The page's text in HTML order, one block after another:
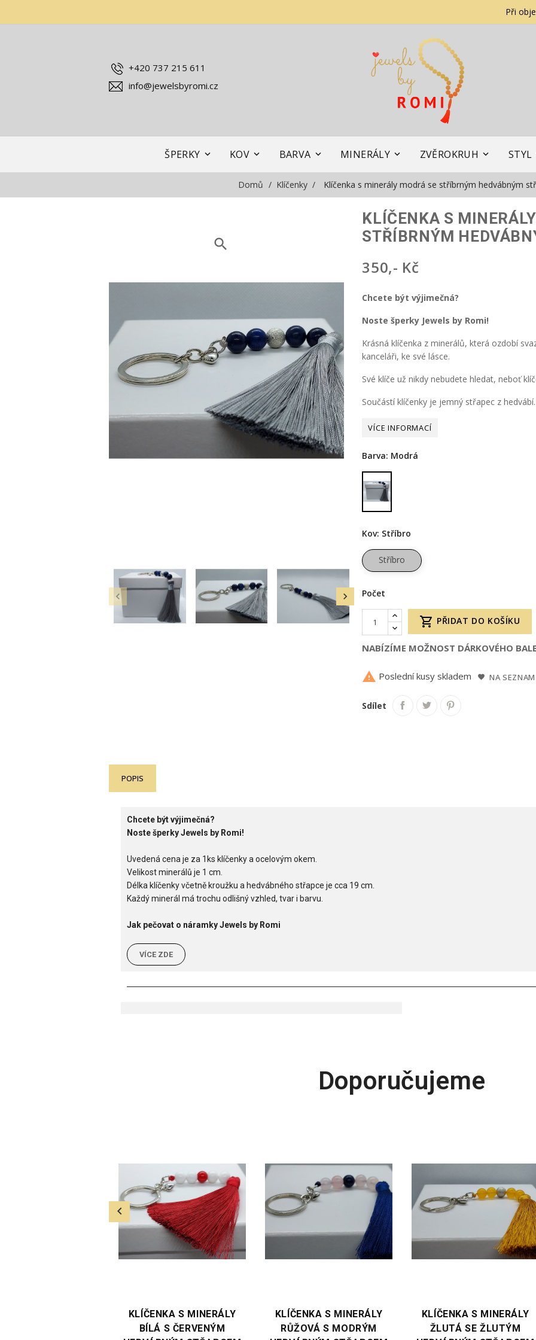
Při
+420 737 215 611
info@jewelsbyromi.cz
ŠPERKY KOV BARVA MINERÁLY ZVĚROKRUH STYL
Domů Klíčenky Klíčenka s minerály modrá se stříbrným hedvábným
search
 
KLÍČENKA S
STŘÍBRNÝM
350,- Kč
Chcete být výjimečná?
Noste šperky Jewels by Romi!
Krásná klíčenka z minerálů, která ozdobí
kanceláři, ke své lásce.
Své klíče už nikdy nebudete hledat, neboť
Součástí klíčenky je jemný střapec z hedvábí.
Barva: Modrá
Modrá
Kov: Stříbro
Stříbro
Počet
 PŘIDAT DO KOŠÍKU
NABÍZÍME MOŽNOST DÁRKOVÉHO
 Poslední kusy skladem NA
Sdílet
POPIS
Chcete být výjimečná?
Noste šperky Jewels by Romi!
Uvedená cena je za 1ks klíčenky a ocelovým okem.
Velikost minerálů je 1 cm.
Délka klíčenky včetně kroužku a hedvábného střapce je cca 19 cm.
Každý minerál má trochu odlišný vzhled, tvar i barvu.
Jak pečovat o náramky Jewels by Romi
VÍCE ZDE
Doporučujeme
KLÍČENKA S MINERÁLY
RŮŽOVÁ S MODRÝM
KLÍČENKA S MINERÁLY
ŽLUTÁ SE ŽLUTÝM
KLÍČENKA S BÍLÁ S
FIALOVÝM HEDVÁBNÝM